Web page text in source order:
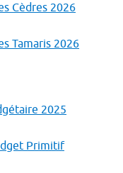
Cèdres 2026
Tamaris 2026
2025
Primitif